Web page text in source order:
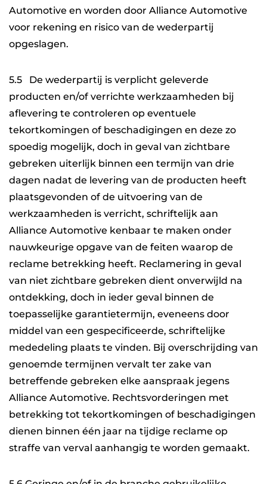
Automotive en worden door Alliance Automotive
voor rekening en risico van de wederpartij
opgeslagen.
5.5 De wederpartij is verplicht geleverde
producten en/of verrichte werkzaamheden bij
aflevering te controleren op eventuele
tekortkomingen of beschadigingen en deze zo
spoedig mogelijk, doch in geval van zichtbare
gebreken uiterlijk binnen een termijn van drie
dagen nadat de levering van de producten heeft
plaatsgevonden of de uitvoering van de
werkzaamheden is verricht, schriftelijk aan
Alliance Automotive kenbaar te maken onder
nauwkeurige opgave van de feiten waarop de
reclame betrekking heeft. Reclamering in geval
van niet zichtbare gebreken dient onverwijld na
ontdekking, doch in ieder geval binnen de
toepasselijke garantietermijn, eveneens door
middel van een gespecificeerde, schriftelijke
mededeling plaats te vinden. Bij overschrijding van
genoemde termijnen vervalt ter zake van
betreffende gebreken elke aanspraak jegens
Alliance Automotive. Rechtsvorderingen met
betrekking tot tekortkomingen of beschadigingen
dienen binnen één jaar na tijdige reclame op
straffe van verval aanhangig te worden gemaakt.